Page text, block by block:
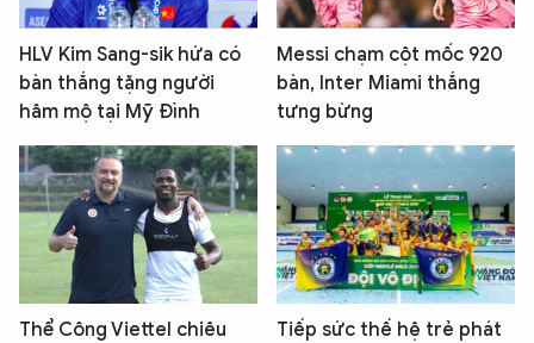
HLV Kim Sang-sik hứa có
bàn thắng tặng người
hâm mộ tại Mỹ Đình
Messi chạm cột mốc 920
bàn, Inter Miami thắng
tưng bừng
Thể Công Viettel chiêu
Tiếp sức thế hệ trẻ phát